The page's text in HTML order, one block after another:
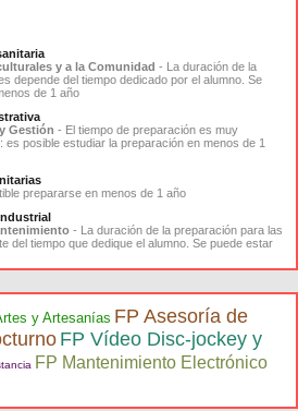
y a la Comunidad - La duración de la
depende del tiempo dedicado por el alumno. Se
de 1 año
Gestión - El tiempo de preparación es muy
es posible estudiar la preparación en menos de 1
prepararse en menos de 1 año
- La duración de la preparación para las
del tiempo que dedique el alumno. Se puede estar
y Artesanías FP Asesoría de
FP Vídeo Disc-jockey y
FP Mantenimiento Electrónico